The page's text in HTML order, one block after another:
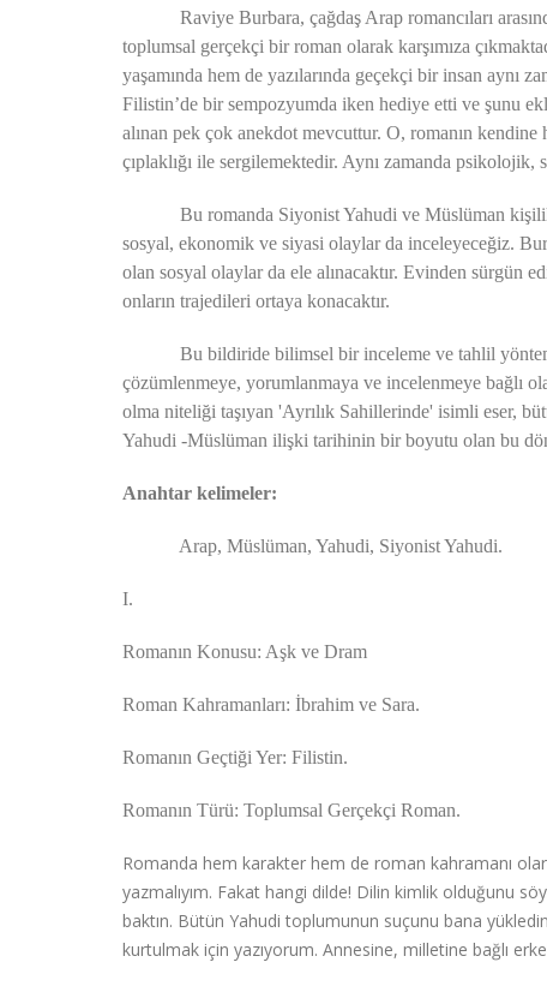
Raviye Burbara, çağdaş Arap romancıları
toplumsal gerçekçi bir roman olarak karşımıza
yaşamında hem de yazılarında geçekçi bir insan aynı
Filistin’de bir sempozyumda iken hediye etti ve şunu
alınan pek çok anekdot mevcuttur. O, romanın
çıplaklığı ile sergilemektedir. Aynı zamanda
Bu romanda Siyonist Yahudi ve Müslüman
sosyal, ekonomik ve siyasi olaylar da inceleyeceğiz.
olan sosyal olaylar da ele alınacaktır. Evinden sürgün
onların trajedileri ortaya konacaktır.
Bu bildiride bilimsel bir inceleme ve tahlil
çözümlenmeye, yorumlanmaya ve incelenmeye bağlı
olma niteliği taşıyan 'Ayrılık Sahillerinde' isimli eser,
Yahudi -Müslüman ilişki tarihinin bir boyutu olan bu
Anahtar kelimeler:
Arap, Müslüman, Yahudi, Siyonist Yahudi.
I.
Romanın Konusu: Aşk ve Dram
Roman Kahramanları: İbrahim ve Sara.
Romanın Geçtiği Yer: Filistin.
Romanın Türü: Toplumsal Gerçekçi Roman.
Romanda hem karakter hem de roman kahramanı
yazmalıyım. Fakat hangi dilde! Dilin kimlik olduğunu
baktın. Bütün Yahudi toplumunun suçunu bana
kurtulmak için yazıyorum. Annesine, milletine bağlı